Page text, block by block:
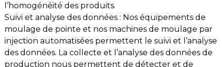
l’homogénéité des produits.
Suivi et analyse des données : Nos équipements de
moulage de pointe et nos machines de moulage par
injection automatisées permettent le suivi et l’analyse
des données. La collecte et l’analyse des données de
production nous permettent de détecter et de